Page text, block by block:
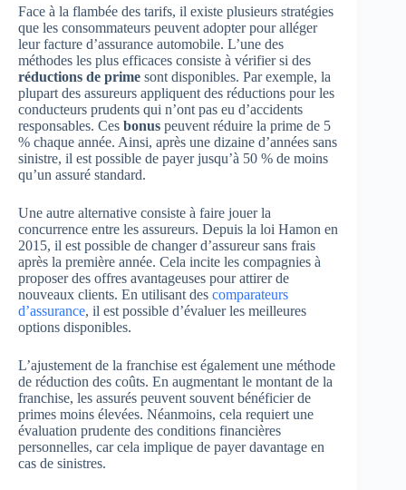
Face à la flambée des tarifs, il existe plusieurs stratégies
que les consommateurs peuvent adopter pour alléger
leur facture d’assurance automobile. L’une des
méthodes les plus efficaces consiste à vérifier si des
réductions de prime sont disponibles. Par exemple, la
plupart des assureurs appliquent des réductions pour les
conducteurs prudents qui n’ont pas eu d’accidents
responsables. Ces bonus peuvent réduire la prime de 5
% chaque année. Ainsi, après une dizaine d’années sans
sinistre, il est possible de payer jusqu’à 50 % de moins
qu’un assuré standard.
Une autre alternative consiste à faire jouer la
concurrence entre les assureurs. Depuis la loi Hamon en
2015, il est possible de changer d’assureur sans frais
après la première année. Cela incite les compagnies à
proposer des offres avantageuses pour attirer de
nouveaux clients. En utilisant des comparateurs
d’assurance, il est possible d’évaluer les meilleures
options disponibles.
L’ajustement de la franchise est également une méthode
de réduction des coûts. En augmentant le montant de la
franchise, les assurés peuvent souvent bénéficier de
primes moins élevées. Néanmoins, cela requiert une
évaluation prudente des conditions financières
personnelles, car cela implique de payer davantage en
cas de sinistres.